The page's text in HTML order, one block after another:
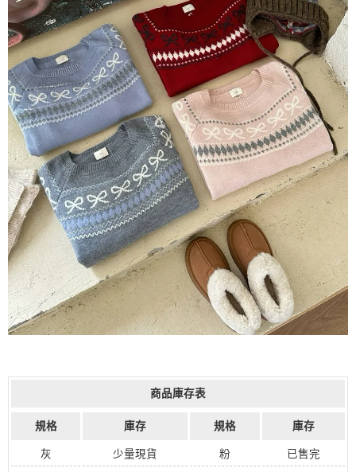
商品庫存表
規格 庫存 規格 庫存
灰 少量現貨 粉 已售完